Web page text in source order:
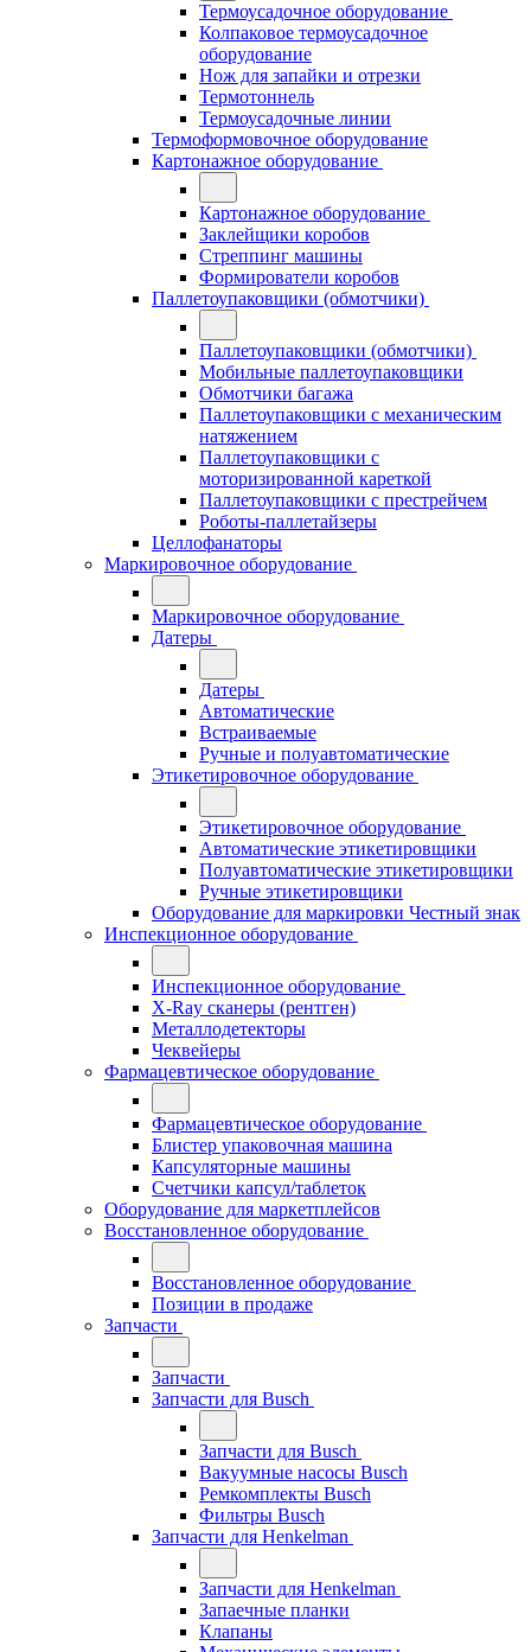
Термоусадочное оборудование
Колпаковое термоусадочное
оборудование
Нож для запайки и отрезки
Термотоннель
Термоусадочные линии
Термоформовочное оборудование
Картонажное оборудование
Картонажное оборудование
Заклейщики коробов
Стреппинг машины
Формирователи коробов
Паллетоупаковщики (обмотчики)
Паллетоупаковщики (обмотчики)
Мобильные паллетоупаковщики
Обмотчики багажа
Паллетоупаковщики с механическим
натяжением
Паллетоупаковщики с
моторизированной кареткой
Паллетоупаковщики с престрейчем
Роботы-паллетайзеры
Целлофанаторы
Маркировочное оборудование
Маркировочное оборудование
Датеры
Датеры
Автоматические
Встраиваемые
Ручные и полуавтоматические
Этикетировочное оборудование
Этикетировочное оборудование
Автоматические этикетировщики
Полуавтоматические этикетировщики
Ручные этикетировщики
Оборудование для маркировки Честный знак
Инспекционное оборудование
Инспекционное оборудование
X-Ray сканеры (рентген)
Металлодетекторы
Чеквейеры
Фармацевтическое оборудование
Фармацевтическое оборудование
Блистер упаковочная машина
Капсуляторные машины
Счетчики капсул/таблеток
Оборудование для маркетплейсов
Восстановленное оборудование
Восстановленное оборудование
Позиции в продаже
Запчасти
Запчасти
Запчасти для Busch
Запчасти для Busch
Вакуумные насосы Busch
Ремкомплекты Busch
Фильтры Busch
Запчасти для Henkelman
Запчасти для Henkelman
Запаечные планки
Клапаны